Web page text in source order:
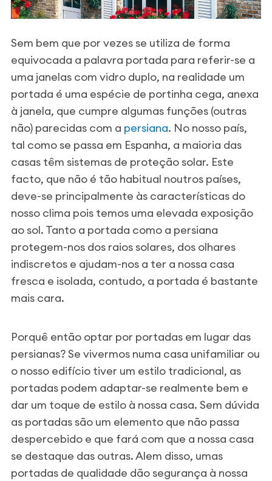
Sem bem que por vezes se utiliza de forma
equivocada a palavra portada para referir-se a
uma janelas com vidro duplo, na realidade um
portada é uma espécie de portinha cega, anexa
à janela, que cumpre algumas funções (outras
não) parecidas com a persiana. No nosso país,
tal como se passa em Espanha, a maioria das
casas têm sistemas de proteção solar. Este
facto, que não é tão habitual noutros países,
deve-se principalmente às características do
nosso clima pois temos uma elevada exposição
ao sol. Tanto a portada como a persiana
protegem-nos dos raios solares, dos olhares
indiscretos e ajudam-nos a ter a nossa casa
fresca e isolada, contudo, a portada é bastante
mais cara.
Porquê então optar por portadas em lugar das
persianas? Se vivermos numa casa unifamiliar ou
o nosso edifício tiver um estilo tradicional, as
portadas podem adaptar-se realmente bem e
dar um toque de estilo à nossa casa. Sem dúvida
as portadas são um elemento que não passa
despercebido e que fará com que a nossa casa
se destaque das outras. Alem disso, umas
portadas de qualidade dão segurança à nossa